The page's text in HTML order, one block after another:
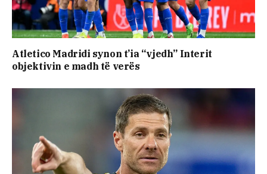
Atletico Madridi synon t’ia “vjedh” Interit
objektivin e madh të verës